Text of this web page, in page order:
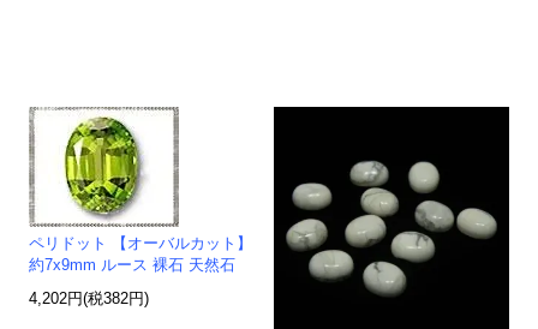
ペリドット 【オーバルカット】
約7x9mm ルース 裸石 天然石
4,202円(税382円)